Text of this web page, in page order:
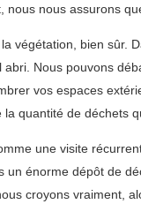
nous assurons
végétation, bien sûr.
Nous pouvons
vos espaces
quantité de
une visite
énorme dépôt de
croyons vraiment,